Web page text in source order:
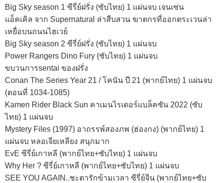
Big Sky season 1 ซีรี่ย์ฝรั่ง (ซับไทย) 1 แผ่นจบ เจนเซ่น
แอ็คเคิล จาก Supernatural ล่าสืบสวน ฆาตกรที่ออกตระเวนล่า
เหยื่อบนถนนไฮเวย์
Big Sky season 2 ซีรี่ย์ฝรั่ง (ซับไทย) 1 แผ่นจบ
Power Rangers Dino Fury (ซับไทย) 1 แผ่นจบ
ขบวนการsentai ของฝรั่ง
Conan The Series Year 21 / โคนัน ปี 21 (พากย์ไทย) 1 แผ่นจบ
(ตอนที่ 1034-1085)
Kamen Rider Black Sun คาเมนไรเดอร์แบล็คซัน 2022 (ซับ
ไทย) 1 แผ่นจบ
Mystery Files (1997) อาถรรพ์สองภพ (ฮ่องกง) (พากย์ไทย) 1
แผ่นจบ หลอเจียเหลียง สนุกมาก
EvE ซีรี่ย์เกาหลี (พากย์ไทย+ซับไทย) 1 แผ่นจบ
Why Her ? ซีรี่ย์เกาหลี (พากย์ไทย+ซับไทย) 1 แผ่นจบ
SEE YOU AGAIN..ชะตารักข้ามเวลา ซีรี่ย์จีน (พากย์ไทย+ซับ